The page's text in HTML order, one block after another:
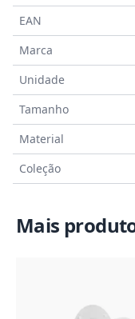
EAN
Marca
Unidade
Tamanho
Material
Coleção
Mais